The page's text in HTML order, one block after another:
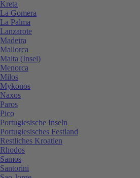
Kreta
La Gomera
La Palma
Lanzarote
Madeira
Mallorca
Malta (Insel)
Menorca
Milos
Mykonos
Naxos
Paros
Pico
Portugiesische Inseln
Portugiesisches Festland
Restliches Kroatien
Rhodos
Samos
Santorini